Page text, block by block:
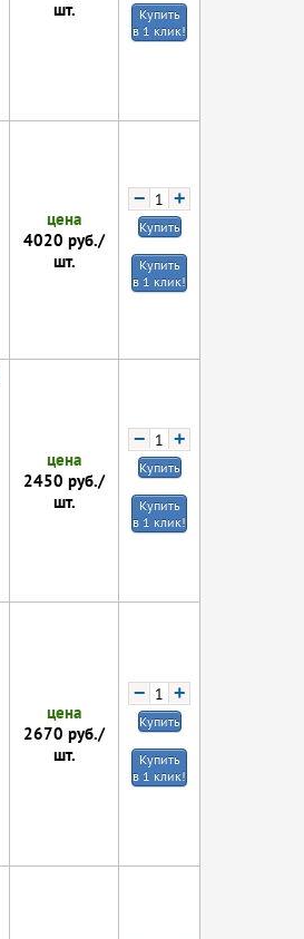
шт.
Купить
в 1 клик!
цена
4020 руб./
шт.
− +
Купить
Купить
в 1 клик!
цена
2450 руб./
шт.
− +
Купить
Купить
в 1 клик!
цена
2670 руб./
шт.
− +
Купить
Купить
в 1 клик!